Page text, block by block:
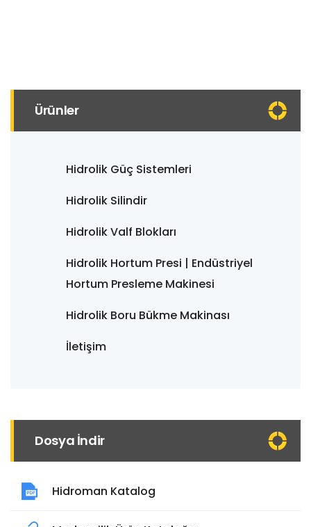
Ürünler
Hidrolik Güç Sistemleri
Hidrolik Silindir
Hidrolik Valf Blokları
Hidrolik Hortum Presi | Endüstriyel
Hortum Presleme Makinesi
Hidrolik Boru Bükme Makinası
İletişim
Dosya İndir
Hidroman Katalog